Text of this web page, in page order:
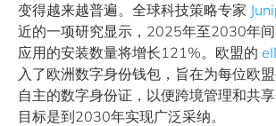
变得越来越普遍。全球科技策略专家
近的一项研究显示，2025年至2030年
应用的安装数量将增长121%。欧盟的
入了欧洲数字身份钱包，旨在为每位欧盟
自主的数字身份证，以便跨境管理和共
目标是到2030年实现广泛采纳。